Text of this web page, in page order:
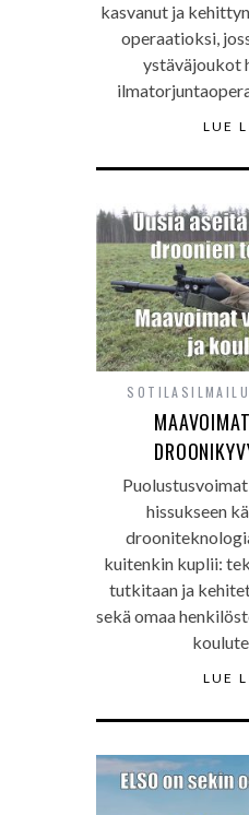
kasvanut ja
operaatioksi,
ystäväjoukot
LUE
SOTILASILMAILU
hissukseen
kuitenkin kuplii:
tutkitaan ja
sekä omaa
LUE